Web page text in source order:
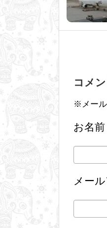
コメ
※メール
お名前
メー